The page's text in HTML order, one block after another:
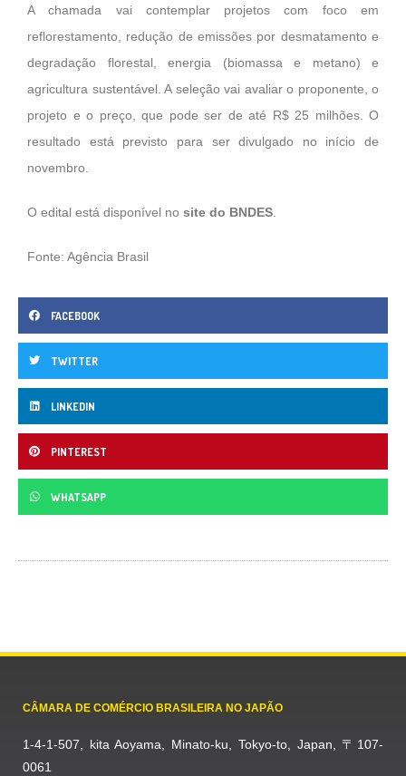
A chamada vai contemplar projetos com foco em
reflorestamento, redução de emissões por desmatamento e
degradação florestal, energia (biomassa e metano) e
agricultura sustentável. A seleção vai avaliar o proponente, o
projeto e o preço, que pode ser de até R$ 25 milhões. O
resultado está previsto para ser divulgado no início de
novembro.
O edital está disponível no site do BNDES.
Fonte: Agência Brasil
FACEBOOK
TWITTER
LINKEDIN
PINTEREST
WHATSAPP
CÂMARA DE COMÉRCIO BRASILEIRA NO JAPÃO
1-4-1-507, kita Aoyama, Minato-ku, Tokyo-to, Japan, 〒107-
0061